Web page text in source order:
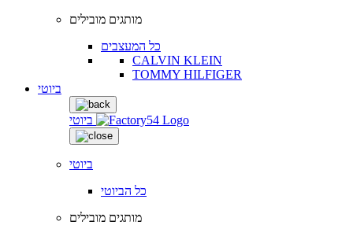
מותגים מובילים
כל המעצבים
CALVIN KLEIN
TOMMY HILFIGER
ביוטי
ביוטי
ביוטי
כל הביוטי
מותגים מובילים